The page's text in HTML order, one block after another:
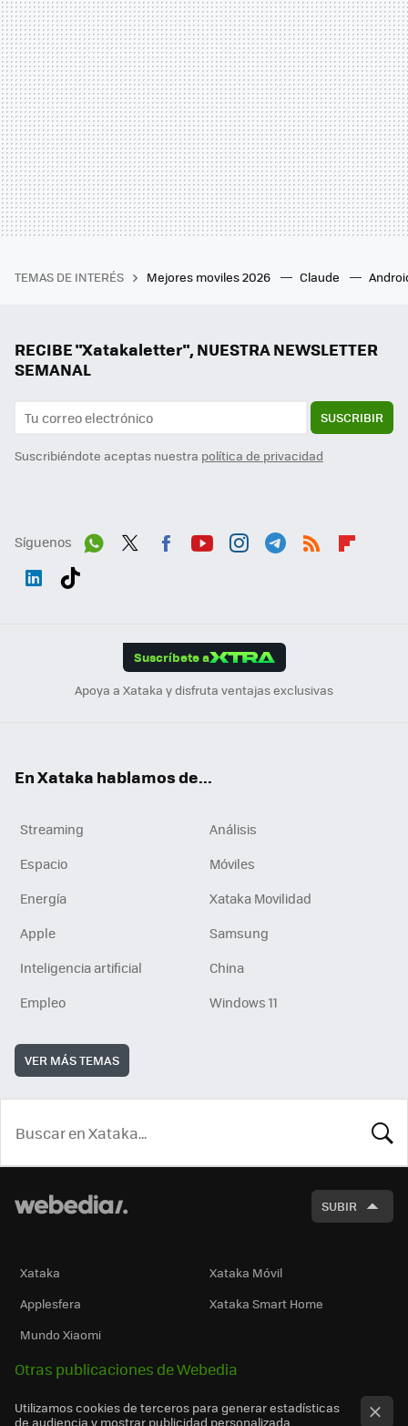
TEMAS DE INTERÉS Mejores moviles 2026 Claude
RECIBE "Xatakaletter", NUESTRA NEWSLETTER
SEMANAL
SUSCRIBIR
Suscribiéndote aceptas nuestra política de privacidad
Síguenos
Suscríbete a
Apoya a Xataka y disfruta ventajas exclusivas
En Xataka hablamos de...
Streaming
Análisis
Espacio
Móviles
Energía
Xataka Movilidad
Apple
Samsung
Inteligencia artificial
China
Empleo
Windows 11
VER MÁS TEMAS
SUBIR
Xataka
Xataka Móvil
Applesfera
Xataka Smart Home
Mundo Xiaomi
Otras publicaciones de Webedia
Utilizamos cookies de terceros para generar estadísticas
de audiencia y mostrar publicidad personalizada